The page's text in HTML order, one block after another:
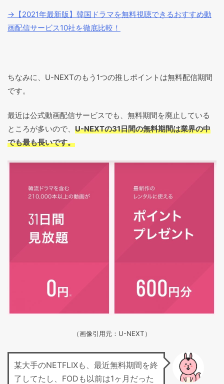
→【2021年最新版】韓国ドラマを無料視聴できるおすすめ動
画配信サービス10社を徹底比較！
ちなみに、U-NEXTのもう1つの推しポイントは無料配信期間
です。
最近は公式動画配信サービスでも、無料期間を廃止している
ところが多いので、 U-NEXTの31日間の無料期間は業界の中
でも最も長いです。
（画像引用元：U-NEXT）
某大手のNETFLIXも、最近無料期間を終
了してたし、FODも以前は1ヶ月だった